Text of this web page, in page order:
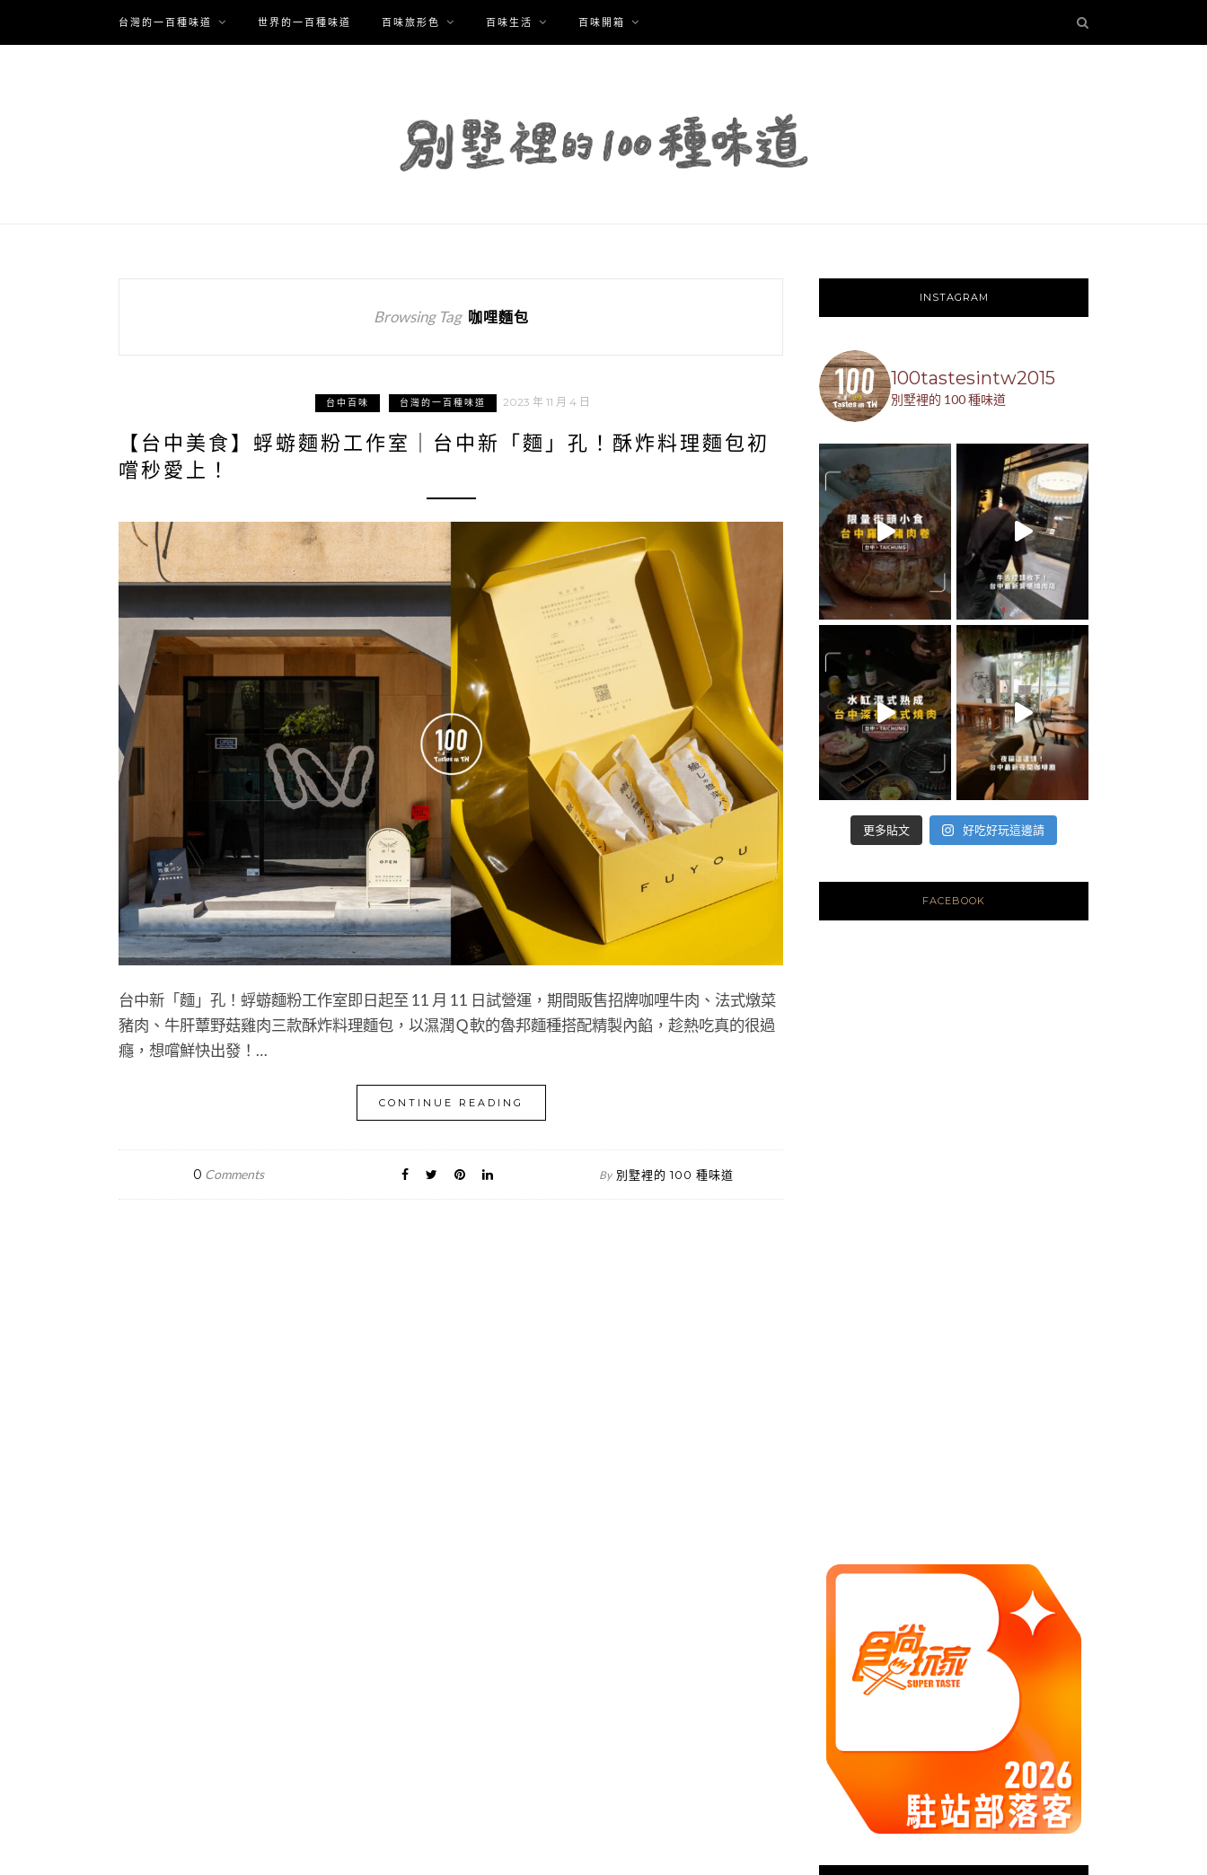
台灣的一百種味道 世界的一百種味道 百味旅形色 百味生活 百味開箱
Browsing Tag 咖哩麵包
台中百味 台灣的一百種味道 2023 年 11 月 4 日
【台中美食】蜉蝣麵粉工作室｜台中新「麵」孔！酥炸料理麵包初
嚐秒愛上！
台中新「麵」孔！蜉蝣麵粉工作室即日起至 11 月 11 日試營運，期間販售招牌咖哩牛肉、法式燉菜
豬肉、牛肝蕈野菇雞肉三款酥炸料理麵包，以濕潤Ｑ軟的魯邦麵種搭配精製內餡，趁熱吃真的很過
癮，想嚐鮮快出發！…
CONTINUE READING
0 Comments By 別墅裡的 100 種味道
INSTAGRAM
100tastesintw2015
別墅裡的 100 種味道
更多貼文 好吃好玩這邊請
FACEBOOK